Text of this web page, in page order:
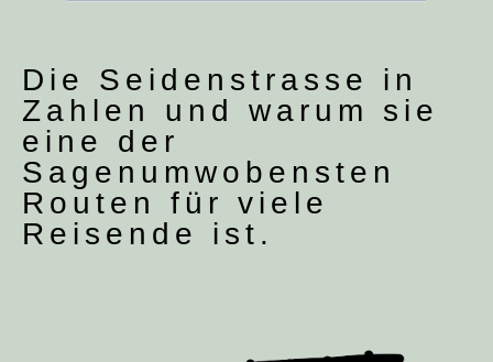
Die Seidenstrasse in
Zahlen und warum sie
eine der
Sagenumwobensten
Routen für viele
Reisende ist.